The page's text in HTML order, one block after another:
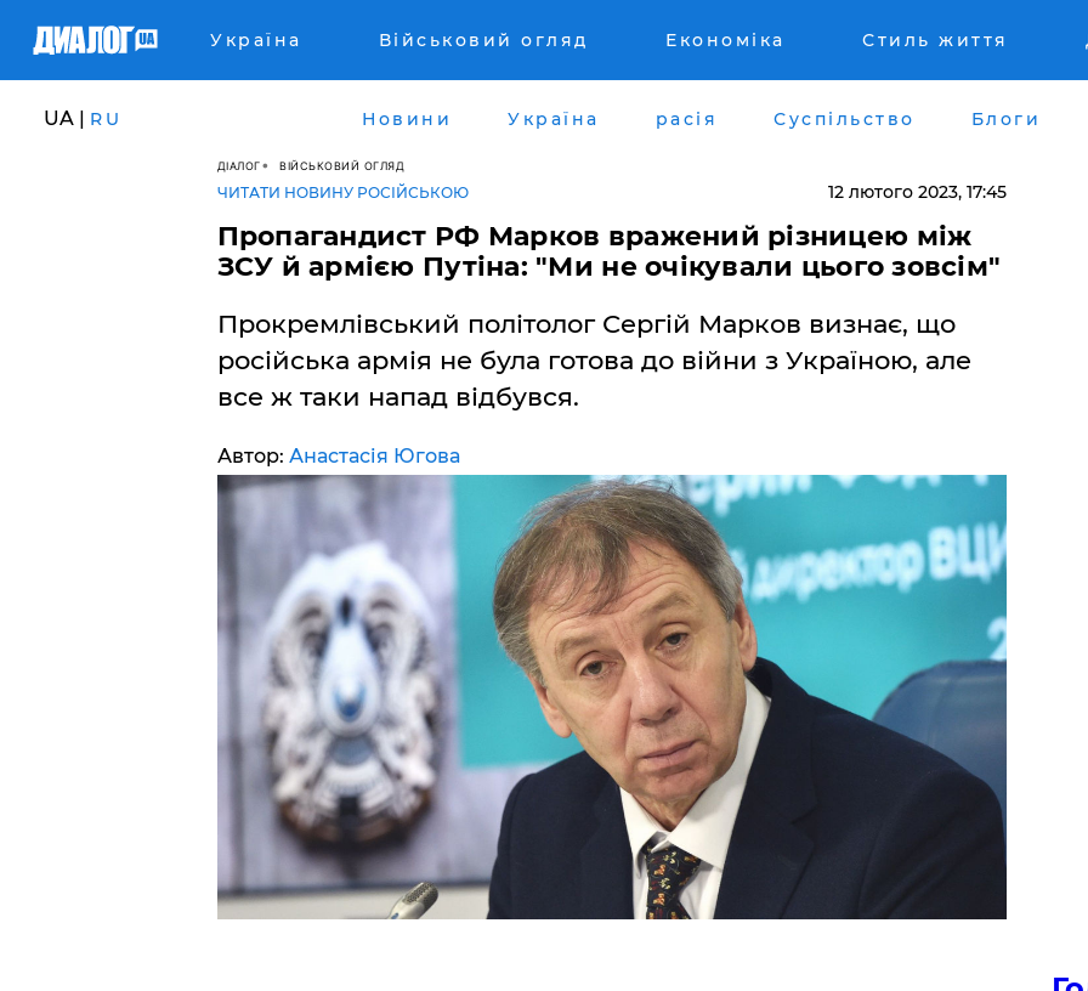
Україна Військовий огляд Економіка Стиль життя
UA | RU Новини Україна расія Суспільство Блоги
ДІАЛОГ ВІЙСЬКОВИЙ ОГЛЯД
ЧИТАТИ НОВИНУ РОСІЙСЬКОЮ 12 лютого 2023, 17:45
Пропагандист РФ Марков вражений різницею між
ЗСУ й армією Путіна: "Ми не очікували цього зовсім"
Прокремлівський політолог Сергій Марков визнає, що
російська армія не була готова до війни з Україною, але
все ж таки напад відбувся.
Автор: Анастасія Югова